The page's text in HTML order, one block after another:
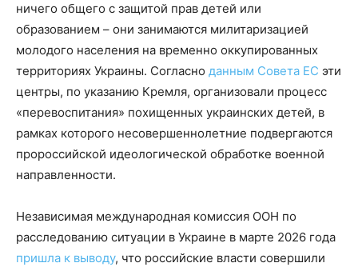
ничего общего с защитой прав детей или
образованием – они занимаются милитаризацией
молодого населения на временно оккупированных
территориях Украины. Согласно данным Совета ЕС эти
центры, по указанию Кремля, организовали процесс
«перевоспитания» похищенных украинских детей, в
рамках которого несовершеннолетние подвергаются
пророссийской идеологической обработке военной
направленности.
Независимая международная комиссия ООН по
расследованию ситуации в Украине в марте 2026 года
пришла к выводу, что российские власти совершили